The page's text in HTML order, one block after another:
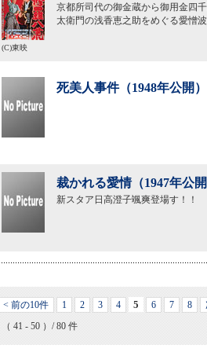
京都所司代の御金蔵から御用金四
太衛門の浅香恵之助をめぐる愛憎波
(C)東映
死美人事件（1948年公開）
裁かれる愛情（1947年公開
新スタア日高澄子颯爽登場す！！
< 前の10件 1 2 3 4 5 6 7 8
（ 41 - 50 ）/ 80 件